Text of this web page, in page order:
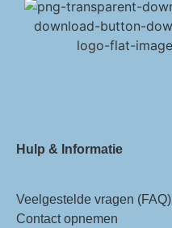
Hulp & Informatie
Veelgestelde vragen (FAQ)
Contact opnemen